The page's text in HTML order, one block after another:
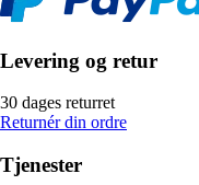
Levering og retur
30 dages returret
Returnér din ordre
Tjenester